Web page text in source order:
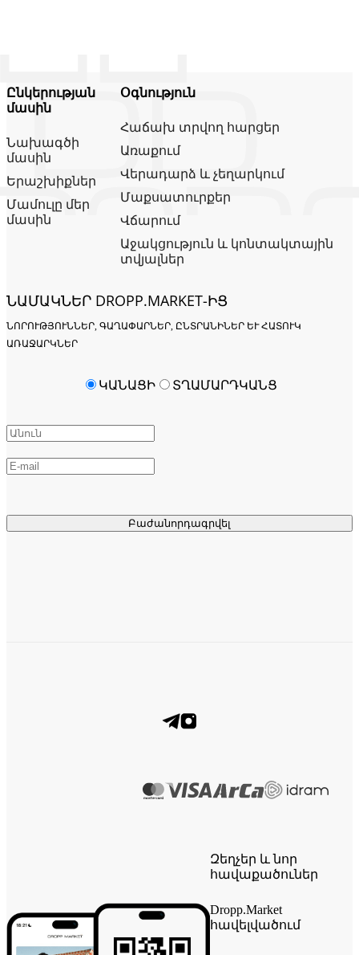
Ընկերության
մասին
Նախագծի
մասին
Երաշխիքներ
Մամուլը մեր
մասին
Օգնություն
Հաճախ տրվող հարցեր
Առաքում
Վերադարձ և չեղարկում
Մաքսատուրքեր
Վճարում
Աջակցություն և կոնտակտային
տվյալներ
ՆԱՄԱԿՆԵՐ DROPP.MARKET-ԻՑ
ՆՈՐՈՒԹՅՈՒՆՆԵՐ, ԳԱՂԱՓԱՐՆԵՐ, ԸՆՏՐԱՆԻՆԵՐ ԵՒ ՀԱՏՈՒԿ Ա
ՌԱՋԱՐԿՆԵՐ
Բաժանորդագրվել
ԿԱՆԱՑԻ ՏՂԱՄԱՐԴԿԱՆՑ
Զեղչեր և նոր
հավաքածուներ
Dropp.Market
հավելվածում